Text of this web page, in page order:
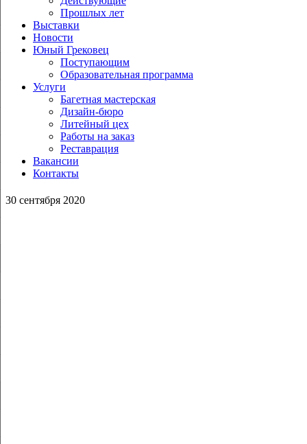
Прошлых лет
Выставки
Новости
Юный Грековец
Поступающим
Образовательная программа
Услуги
Багетная мастерская
Дизайн-бюро
Литейный цех
Работы на заказ
Реставрация
Вакансии
Контакты
30 сентября 2020